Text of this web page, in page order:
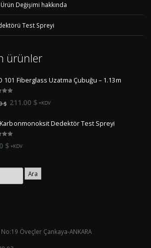
Değişimi hakkında
Test Spreyi
ürünler
101 Fiberglass Uzatma Çubuğu – 1.13m
$ Orijinal
244.00 $.
211.00 $Şu
fiyat:
+KDV
Dedektör Test Spreyi
out$ +KDV
Ara
Öveçler Çankaya-ANKARA